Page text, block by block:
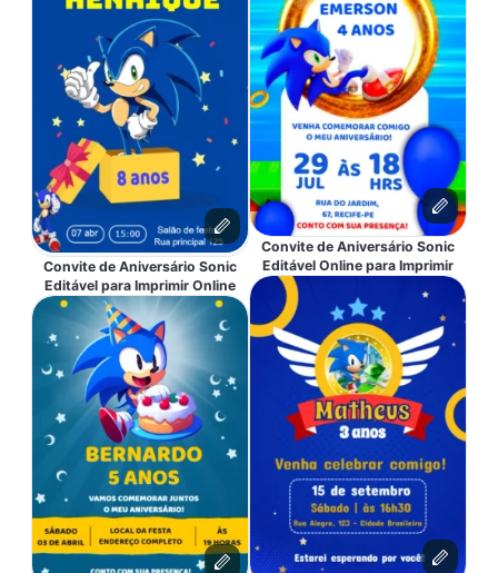
Convite de Aniversário Sonic
Editável para Imprimir Online
Convite de Aniversário Sonic
Editável Online para Imprimir